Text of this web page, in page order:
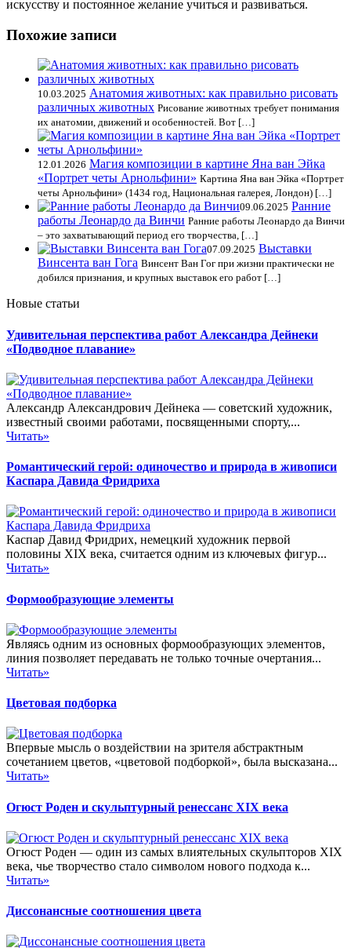
искусству и постоянное желание учиться и развиваться.
Похожие записи
10.03.2025 Анатомия животных: как правильно рисовать
различных животных Рисование животных требует понимания
их анатомии, движений и особенностей. Вот […]
12.01.2026 Магия композиции в картине Яна ван Эйка
«Портрет четы Арнольфини» Картина Яна ван Эйка «Портрет
четы Арнольфини» (1434 год, Национальная галерея, Лондон) […]
09.06.2025 Ранние
работы Леонардо да Винчи Ранние работы Леонардо да Винчи
– это захватывающий период его творчества, […]
07.09.2025 Выставки
Винсента ван Гога Винсент Ван Гог при жизни практически не
добился признания, и крупных выставок его работ […]
Новые статьи
Удивительная перспектива работ Александра Дейнеки
«Подводное плавание»
Александр Александрович Дейнека — советский художник,
известный своими работами, посвященными спорту,...
Читать»
Романтический герой: одиночество и природа в живописи
Каспара Давида Фридриха
Каспар Давид Фридрих, немецкий художник первой
половины XIX века, считается одним из ключевых фигур...
Читать»
Формообразующие элементы
Являясь одним из основных формообразующих элементов,
линия позволяет передавать не только точные очертания...
Читать»
Цветовая подборка
Впервые мысль о воздействии на зрителя абстрактным
сочетанием цветов, «цветовой подборкой», была высказана...
Читать»
Огюст Роден и скульптурный ренессанс XIX века
Огюст Роден — один из самых влиятельных скульпторов XIX
века, чье творчество стало символом нового подхода к...
Читать»
Диссонансные соотношения цвета